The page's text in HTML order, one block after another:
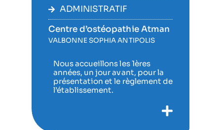
ADMINISTRATIF
Centre d’ostéopathie Atman
VALBONNE SOPHIA ANTIPOLIS
Nous accueillons les 1ères
années, un jour avant, pour la
présentation et le règlement de
l’établissement.